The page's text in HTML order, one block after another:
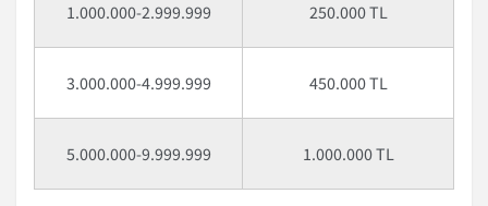
1.000.000-2.999.999 250.000 TL
3.000.000-4.999.999 450.000 TL
5.000.000-9.999.999 1.000.000 TL